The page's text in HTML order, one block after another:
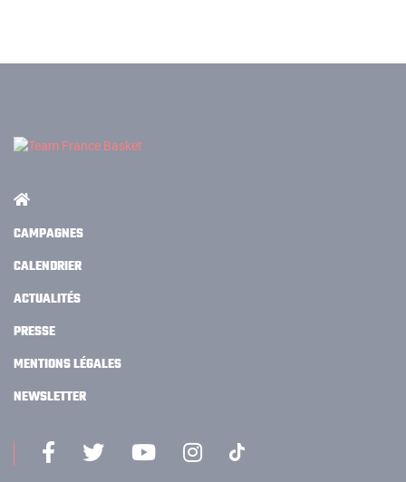
CAMPAGNES
CALENDRIER
ACTUALITÉS
PRESSE
MENTIONS LÉGALES
NEWSLETTER